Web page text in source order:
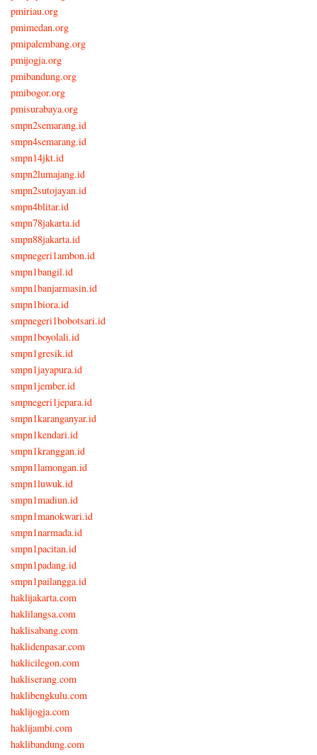
pmiriau.org
pmimedan.org
pmipalembang.org
pmijogja.org
pmibandung.org
pmibogor.org
pmisurabaya.org
smpn2semarang.id
smpn4semarang.id
smpn14jkt.id
smpn2lumajang.id
smpn2sutojayan.id
smpn4blitar.id
smpn78jakarta.id
smpn88jakarta.id
smpnegeri1ambon.id
smpn1bangil.id
smpn1banjarmasin.id
smpn1biora.id
smpnegeri1bobotsari.id
smpn1boyolali.id
smpn1gresik.id
smpn1jayapura.id
smpn1jember.id
smpnegeri1jepara.id
smpn1karanganyar.id
smpn1kendari.id
smpn1kranggan.id
smpn1lamongan.id
smpn1luwuk.id
smpn1madiun.id
smpn1manokwari.id
smpn1narmada.id
smpn1pacitan.id
smpn1padang.id
smpn1pailangga.id
haklijakarta.com
haklilangsa.com
haklisabang.com
haklidenpasar.com
haklicilegon.com
hakliserang.com
haklibengkulu.com
haklijogja.com
haklijambi.com
haklibandung.com